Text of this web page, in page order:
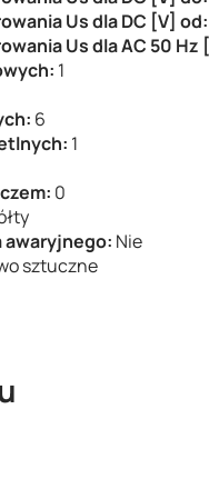
Us dla DC [V] od:
Us dla AC 50 Hz
1
6
1
0
awaryjnego: Nie
sztuczne